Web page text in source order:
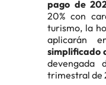
pago de
20% con
turismo, la
aplicarán
simplificado
trimestral de